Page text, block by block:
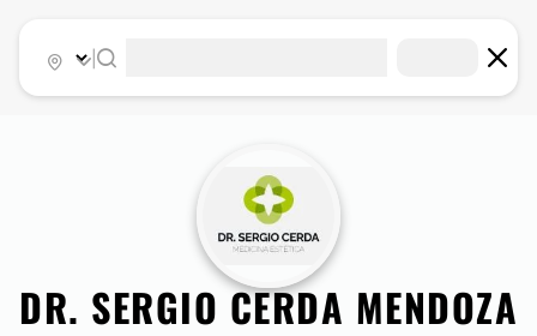
DR. SERGIO CERDA MENDOZA